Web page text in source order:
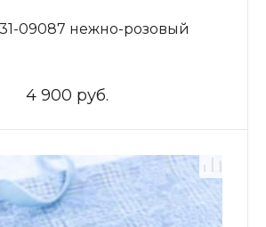
09087 нежно-розовый
4 900 руб.